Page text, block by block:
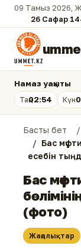
09 Тамыз 2026,
26 Сафар
Намаз уақыты
Таң02:54 Күн
Басты бет
Бас
есебін
Бас
(фото)
Жаңалықтар